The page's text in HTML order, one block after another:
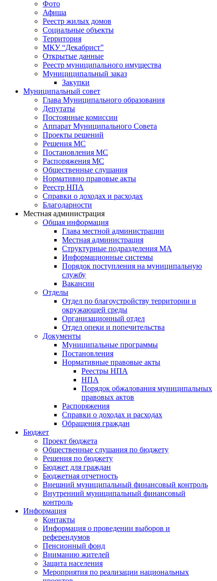
Фото
Афиша
Реестр жилых домов
Социальные объекты
Территория
МКУ “Декабрист”
Открытые данные
Реестр муниципального имущества
Мунициципальный заказ
Закупки
Муниципальный совет
Глава Муниципального образования
Депутаты
Постоянные комиссии
Аппарат Муниципального Совета
Проекты решений
Решения МС
Постановления МС
Распоряжения МС
Общественные слушания
Нормативно правовые акты
Реестр НПА
Справки о доходах и расходах
Благодарности
Местная администрация
Общая информация
Глава местной администрации
Местная администрация
Структурные подразделения МА
Информационные системы
Порядок поступления на муниципальную
службу
Вакансии
Отделы
Отдел по благоустройству территории и
окружающей среды
Организационный отдел
Отдел опеки и попечительства
Документы
Муниципальные программы
Постановления
Нормативные правовые акты
Реестры НПА
НПА
Порядок обжалования муниципальных
правовых актов
Распоряжения
Справки о доходах и расходах
Обращения граждан
Бюджет
Проект бюджета
Общественные слушания по бюджету
Решения по бюджету
Бюджет для граждан
Бюджетная отчетность
Внешний муниципальный финансовый контроль
Внутренний муниципальный финансовый
контроль
Информация
Контакты
Информация о проведении выборов и
референдумов
Пенсионный фонд
Вниманию жителей
Защита населения
Мероприятия по реализации национальных